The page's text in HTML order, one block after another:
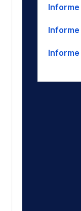
Informe
Informe
Informe